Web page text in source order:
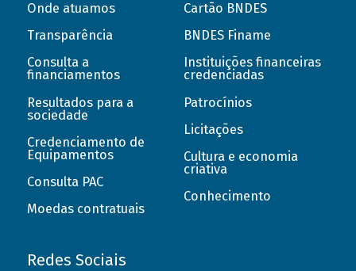
Onde atuamos
Transparência
Consulta a
financiamentos
Resultados para a
sociedade
Credenciamento de
Equipamentos
Consulta PAC
Moedas contratuais
Cartão BNDES
BNDES Finame
Instituições financeiras
credenciadas
Patrocínios
Licitações
Cultura e economia
criativa
Conhecimento
Redes Sociais